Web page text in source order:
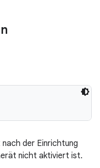
der Einrichtung
nicht aktiviert ist.